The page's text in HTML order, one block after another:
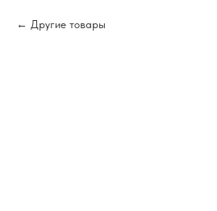
Другие товары